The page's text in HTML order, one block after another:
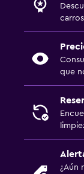
que
¿Aún